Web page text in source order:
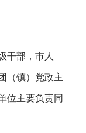
干部，市人
（镇）党政主
位主要负责同